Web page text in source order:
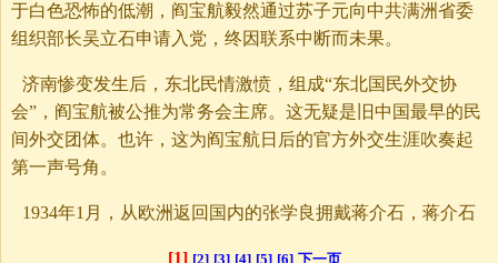
于白色恐怖的低潮，阎宝航毅然通过苏子元向中共满洲省委
组织部长吴立石申请入党，终因联系中断而未果。
济南惨变发生后，东北民情激愤，组成“东北国民外交协
会”，阎宝航被公推为常务会主席。这无疑是旧中国最早的民
间外交团体。也许，这为阎宝航日后的官方外交生涯吹奏起
第一声号角。
1934年1月，从欧洲返回国内的张学良拥戴蒋介石，蒋介石
[1] [2] [3] [4] [5] [6] 下一页